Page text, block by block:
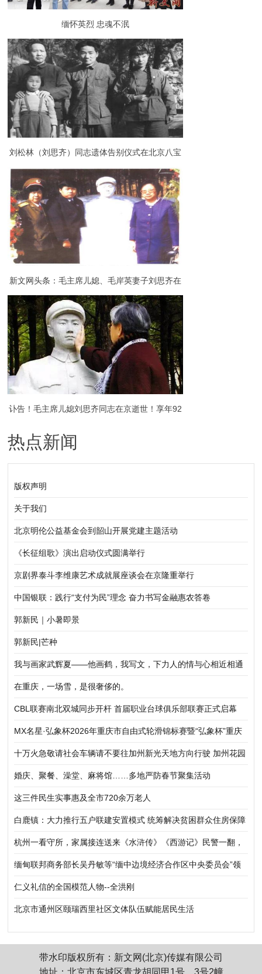
缅怀英烈 忠魂不泯
刘松林（刘思齐）同志遗体告别仪式在北京八宝
山举行（组图）
新文网头条：毛主席儿媳、毛岸英妻子刘思齐在
京病逝，享年92岁
讣告！毛主席儿媳刘思齐同志在京逝世！享年92
热点新闻
版权声明
关于我们
北京明伦公益基金会到韶山开展党建主题活动
《长征组歌》演出启动仪式圆满举行
京剧界泰斗李维康艺术成就展座谈会在京隆重举行
中国银联：践行“支付为民”理念 奋力书写金融惠农答卷
郭新民｜小暑即景
郭新民|芒种
我与画家武辉夏——他画鹤，我写文，下力人的情与心相近相通
在重庆，一场雪，是很奢侈的。
CBL联赛南北双城同步开杆 首届职业台球俱乐部联赛正式启幕
MX名星·弘象杯2026年重庆市自由式轮滑锦标赛暨“弘象杯”重庆
市轮滑公开赛（铜梁站）圆满落幕
十万火急敬请社会车辆请不要往加州新光天地方向行驶 加州花园
A4幢发生火灾
婚庆、聚餐、澡堂、麻将馆……多地严防春节聚集活动
这三件民生实事惠及全市720余万老人
白鹿镇：大力推行五户联建安置模式 统筹解决贫困群众住房保障
杭州一看守所，家属接连送来《水浒传》《西游记》民警一翻，
真相惊呆！
缅甸联邦商务部长吴丹敏等“缅中边境经济合作区中央委员会”领
导调研甘拜地边境经济合作区项目
仁义礼信的全国模范人物--全洪刚
北京市通州区颐瑞西里社区文体队伍赋能居民生活
带水印版权所有：新文网(北京)传媒有限公司